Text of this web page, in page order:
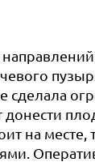
на месте,